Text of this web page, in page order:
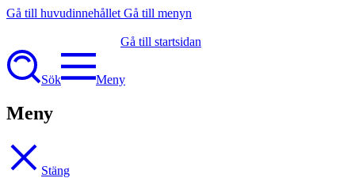
Gå till huvudinnehållet Gå till menyn
Gå till startsidan
Sök Meny
Meny
Stäng